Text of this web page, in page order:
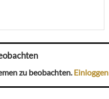
zu beobachten.Einloggen